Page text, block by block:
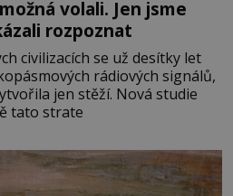
volali. Jen jsme
rozpoznat
civilizacích se už desítky let
rádiových signálů,
jen stěží. Nová studie
tato strate